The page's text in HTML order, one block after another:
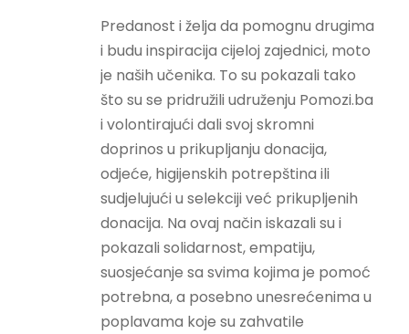
Predanost i želja da pomognu drugima
i budu inspiracija cijeloj zajednici, moto
je naših učenika. To su pokazali tako
što su se pridružili udruženju Pomozi.ba
i volontirajući dali svoj skromni
doprinos u prikupljanju donacija,
odjeće, higijenskih potrepština ili
sudjelujući u selekciji već prikupljenih
donacija. Na ovaj način iskazali su i
pokazali solidarnost, empatiju,
suosjećanje sa svima kojima je pomoć
potrebna, a posebno unesrećenima u
poplavama koje su zahvatile